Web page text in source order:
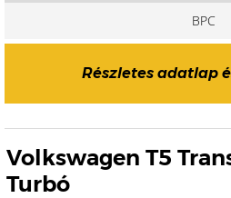
BPC
Részletes adatlap
Volkswagen T5
Turbó